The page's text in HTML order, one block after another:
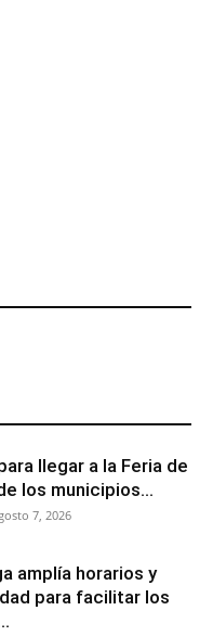
llegar a la Feria de
los municipios...
7, 2026
amplía horarios y
para facilitar los